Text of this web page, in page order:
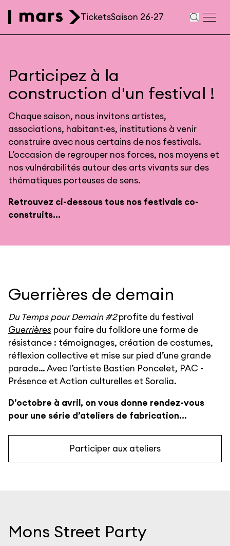
Navigation
TicketsSaison 26-27
Participez à la
construction d'un festival !
Chaque saison, nous invitons artistes,
associations, habitant·es, institutions à venir
construire avec nous certains de nos festivals.
L’occasion de regrouper nos forces, nos moyens et
nos vulnérabilités autour des arts vivants sur des
thématiques porteuses de sens.
Retrouvez ci-dessous tous nos festivals co-
construits...
Guerrières de demain
Du Temps pour Demain #2profite du festival
Guerrières pour faire du folklore une forme de
résistance : témoignages, création de costumes,
réflexion collective et mise sur pied d’une grande
parade… Avec l’artiste Bastien Poncelet, PAC -
Présence et Action culturelles et Soralia.
D’octobre à avril, on vous donne rendez-vous
pour une série d’ateliers de fabrication...
Participer aux ateliers
Mons Street Party